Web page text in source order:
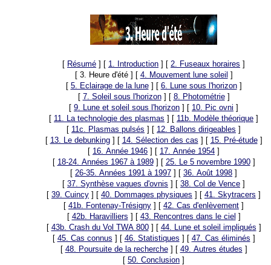
[ Résumé ] [ 1. Introduction ] [ 2. Fuseaux horaires ]
[ 3. Heure d'été ] [ 4. Mouvement lune soleil ]
[ 5. Eclairage de la lune] [ 6. Lune sous l'horizon]
[ 7. Soleil sous l'horizon] [ 8. Photométrie]
[ 9. Lune et soleil sous l'horizon ] [ 10. Pic ovni ]
[ 11. La technologie des plasmas ] [ 11b. Modèle théorique ]
[ 11c. Plasmas pulsés ] [ 12. Ballons dirigeables ]
[ 13. Le debunking] [ 14. Sélection des cas ] [ 15. Pré-étude]
[ 16. Année 1946 ] [ 17. Année 1954 ]
[ 18-24. Années 1967 à 1989] [ 25. Le 5 novembre 1990]
[ 26-35. Années 1991 à 1997 ] [ 36. Août 1998 ]
[ 37. Synthèse vagues d'ovnis ] [ 38. Col de Vence ]
[ 39. Cuincy ] [ 40. Dommages physiques ] [ 41. Skytracers ]
[ 41b. Fontenay-Trésigny ] [ 42. Cas d'enlèvement ]
[ 42b. Haravilliers ] [ 43. Rencontres dans le ciel ]
[ 43b. Crash du Vol TWA 800] [ 44. Lune et soleil impliqués ]
[ 45. Cas connus ] [ 46. Statistiques ] [ 47. Cas éliminés ]
[ 48. Poursuite de la recherche] [ 49. Autres études ]
[ 50. Conclusion ]